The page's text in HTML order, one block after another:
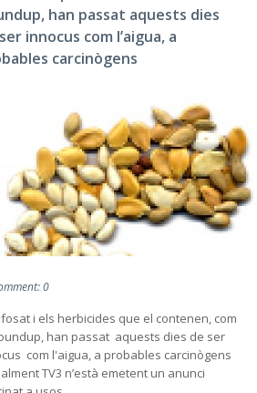
han passat aquests dies
innocus com l’aigua, a
carcinògens
0
i els herbicides que el contenen, com
han passat aquests dies de ser
com l'aigua, a probables carcinògens
TV3 n’està emetent un anunci